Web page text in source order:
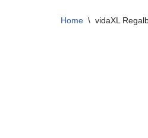
Home \ vidaXL